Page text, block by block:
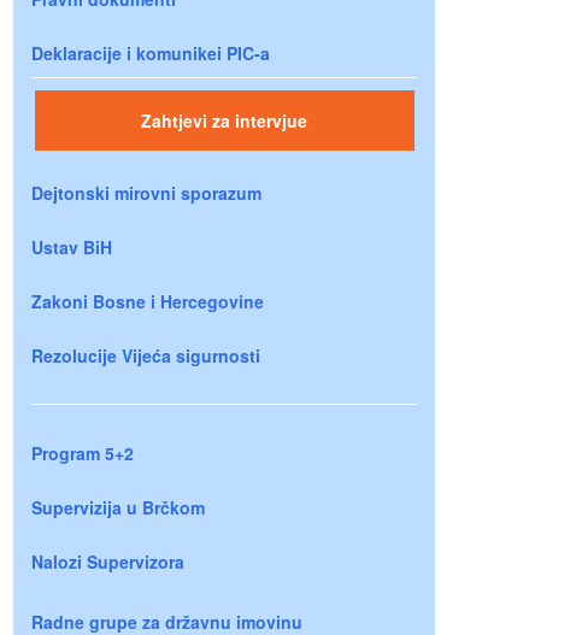
Deklaracije i komunikei PIC-a
Zahtjevi za intervjue
Dejtonski mirovni sporazum
Ustav BiH
Zakoni Bosne i Hercegovine
Rezolucije Vijeća sigurnosti
Program 5+2
Supervizija u Brčkom
Nalozi Supervizora
Radne grupe za državnu imovinu